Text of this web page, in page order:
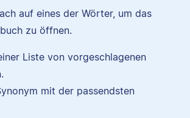
auf eines der Wörter, um das
zu öffnen.
Liste von vorgeschlagenen
mit der passendsten